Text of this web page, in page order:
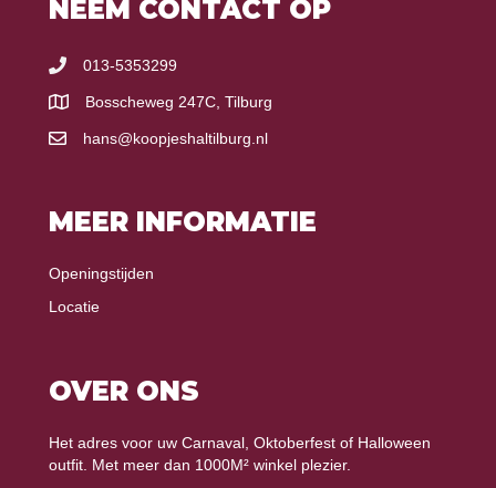
NEEM CONTACT OP
013-5353299
Bosscheweg 247C, Tilburg
hans@koopjeshaltilburg.nl
MEER INFORMATIE
Openingstijden
Locatie
OVER ONS
Het adres voor uw Carnaval, Oktoberfest of Halloween
outfit. Met meer dan 1000M² winkel plezier.